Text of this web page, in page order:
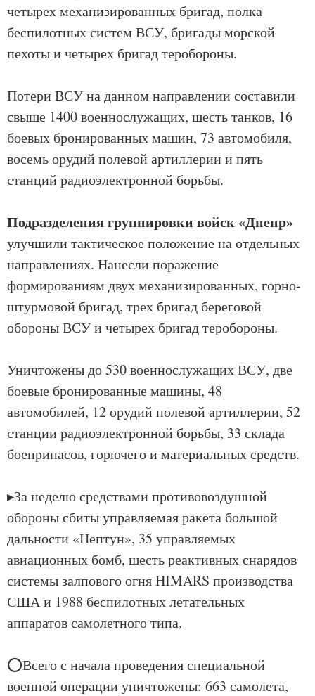
четырех механизированных бригад, полка
беспилотных систем ВСУ, бригады морской
пехоты и четырех бригад теробороны.
Потери ВСУ на данном направлении составили
свыше 1400 военнослужащих, шесть танков, 16
боевых бронированных машин, 73 автомобиля,
восемь орудий полевой артиллерии и пять
станций радиоэлектронной борьбы.
Подразделения группировки войск «Днепр»
улучшили тактическое положение на отдельных
направлениях. Нанесли поражение
формированиям двух механизированных, горно-
штурмовой бригад, трех бригад береговой
обороны ВСУ и четырех бригад теробороны.
Уничтожены до 530 военнослужащих ВСУ, две
боевые бронированные машины, 48
автомобилей, 12 орудий полевой артиллерии, 52
станции радиоэлектронной борьбы, 33 склада
боеприпасов, горючего и материальных средств.
▸За неделю средствами противовоздушной
обороны сбиты управляемая ракета большой
дальности «Нептун», 35 управляемых
авиационных бомб, шесть реактивных снарядов
системы залпового огня HIMARS производства
США и 1988 беспилотных летательных
аппаратов самолетного типа.
⭕Всего с начала проведения специальной
военной операции уничтожены: 663 самолета,